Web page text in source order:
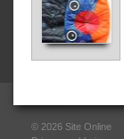
© 2026 Site Online